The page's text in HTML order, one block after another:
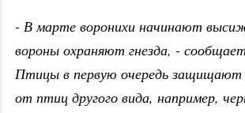
- В марте воронихи начинают
вороны охраняют гнезда, -
Птицы в первую очередь
от птиц другого вида, например,